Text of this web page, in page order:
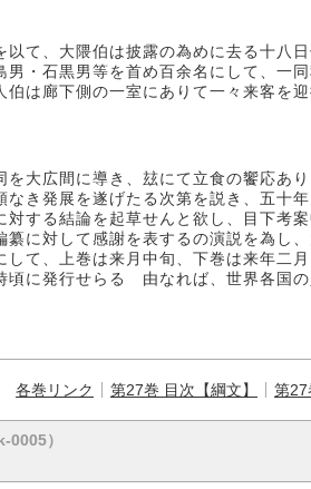
て、大隈伯は披露の為めに去る十八
・石黒男等を首め百余名にして、一
は廊下側の一室にありて一々来客を
大広間に導き、玆にて立食の饗応あ
き発展を遂げたる次第を説き、五十
する結論を起草せんと欲し、目下考
に対して感謝を表するの演説を為し
て、上巻は来月中旬、下巻は来年二
に発行せらるゝ由なれば、世界各国
各巻リンク 第27巻 目次【綱文】 第27
0005）